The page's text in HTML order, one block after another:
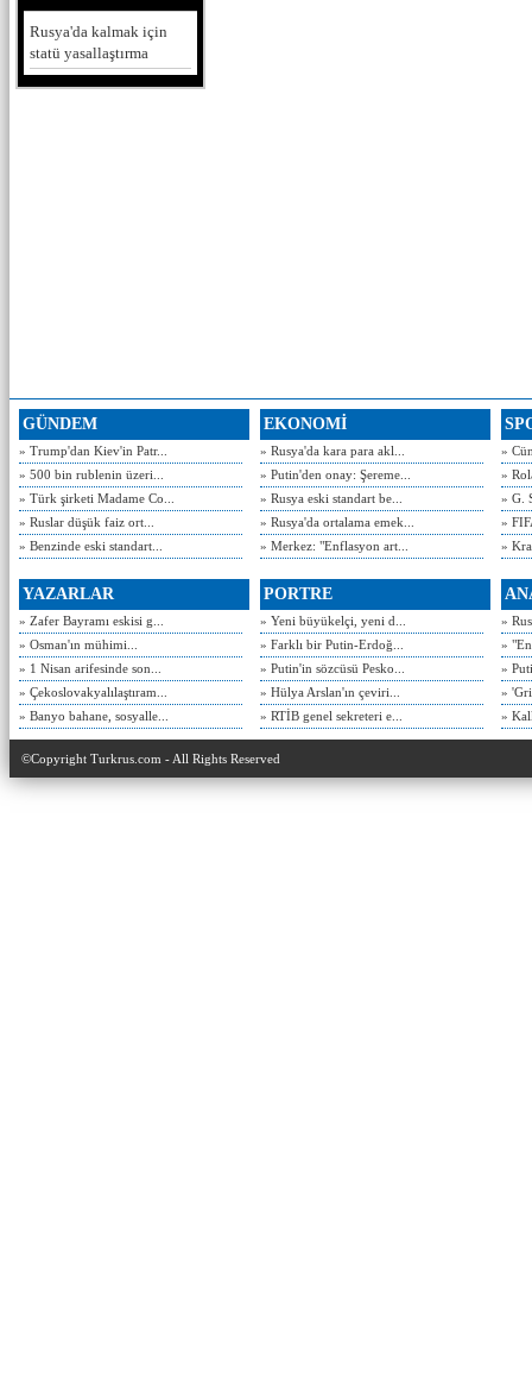
Rusya'da kalmak için
statü yasallaştırma
GÜNDEM
» Trump'dan Kiev'in Patr...
» 500 bin rublenin üzeri...
» Türk şirketi Madame Co...
» Ruslar düşük faiz ort...
» Benzinde eski standart...
EKONOMİ
» Rusya'da kara para akl...
» Putin'den onay: Şereme...
» Rusya eski standart be...
» Rusya'da ortalama emek...
» Merkez: "Enflasyon art...
»
»
» G.
»
»
YAZARLAR
» Zafer Bayramı eskisi g...
» Osman'ın mühimi...
» 1 Nisan arifesinde son...
» Çekoslovakyalılaştıram...
» Banyo bahane, sosyalle...
PORTRE
» Yeni büyükelçi, yeni d...
» Farklı bir Putin-Erdoğ...
» Putin'in sözcüsü Pesko...
» Hülya Arslan'ın çeviri...
» RTİB genel sekreteri e...
»
»
»
»
»
©Copyright Turkrus.com - All Rights Reserved